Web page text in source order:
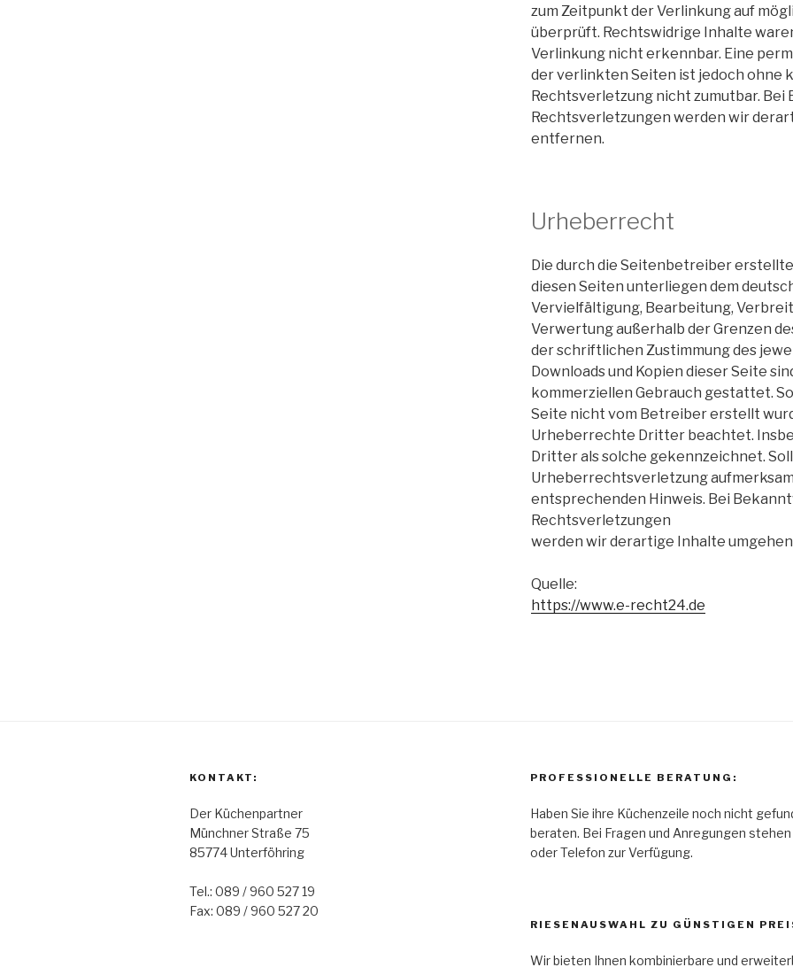
zum Zeitpunkt der Verlinkung auf
überprüft. Rechtswidrige Inhalte
Verlinkung nicht erkennbar. Eine
der verlinkten Seiten ist jedoch
Rechtsverletzung nicht zumutbar.
Rechtsverletzungen werden wir
entfernen.
Urheberrecht
Die durch die Seitenbetreiber
diesen Seiten unterliegen dem
Vervielfältigung, Bearbeitung,
Verwertung außerhalb der Grenzen
der schriftlichen Zustimmung des
Downloads und Kopien dieser Seite
kommerziellen Gebrauch gestattet.
Seite nicht vom Betreiber erstellt
Urheberrechte Dritter beachtet.
Dritter als solche gekennzeichnet.
Urheberrechtsverletzung
entsprechenden Hinweis. Bei
Rechtsverletzungen
werden wir derartige Inhalte
Quelle:
https://www.e-recht24.de
KONTAKT:
Der Küchenpartner
Münchner Straße 75
85774 Unterföhring
Tel.: 089 / 960 527 19
Fax: 089 / 960 527 20
PROFESSIONELLE BERATUNG:
Haben Sie ihre Küchenzeile noch nicht
beraten. Bei Fragen und Anregungen
oder Telefon zur Verfügung.
RIESENAUSWAHL ZU GÜNSTIGEN
Wir bieten Ihnen kombinierbare und